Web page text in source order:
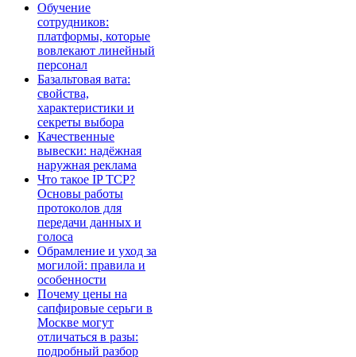
Обучение
сотрудников:
платформы, которые
вовлекают линейный
персонал
Базальтовая вата:
свойства,
характеристики и
секреты выбора
Качественные
вывески: надёжная
наружная реклама
Что такое IP TCP?
Основы работы
протоколов для
передачи данных и
голоса
Обрамление и уход за
могилой: правила и
особенности
Почему цены на
сапфировые серьги в
Москве могут
отличаться в разы:
подробный разбор